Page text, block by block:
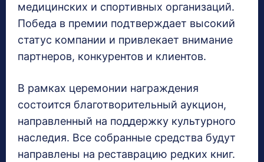
медицинских и спортивных организаций.
Победа в премии подтверждает высокий
статус компании и привлекает внимание
партнеров, конкурентов и клиентов.
В рамках церемонии награждения
состоится благотворительный аукцион,
направленный на поддержку культурного
наследия. Все собранные средства будут
направлены на реставрацию редких книг.